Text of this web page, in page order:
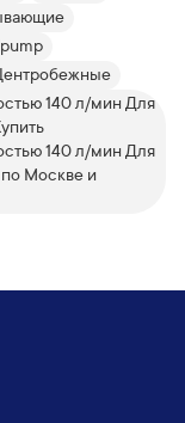
140 л/мин Для
140 л/мин Для
по Москве и